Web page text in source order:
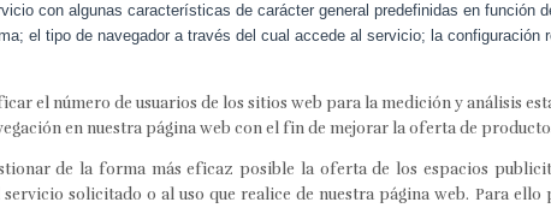
con algunas características de carácter general predefinidas en función
el tipo de navegador a través del cual accede al servicio; la configuración
el número de usuarios de los sitios web para la medición y análisis
en nuestra página web con el fin de mejorar la oferta de
de la forma más eficaz posible la oferta de los espacios
solicitado o al uso que realice de nuestra página web. Para ello